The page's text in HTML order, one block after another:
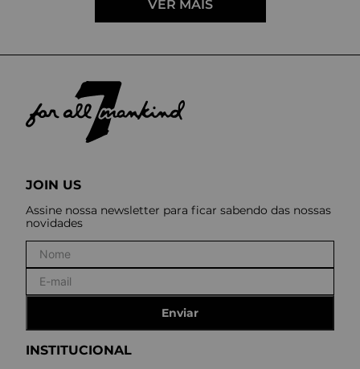
INSTITUCIONAL
JOIN US
Assine nossa newsletter para ficar sabendo das nossas
novidades
Enviar